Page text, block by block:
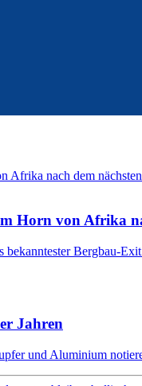
Horn von Afrika
Bergbau-
Jahren
und Aluminium